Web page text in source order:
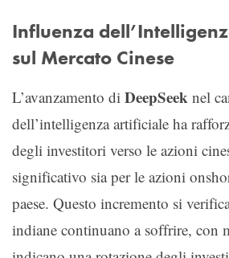
Influenza
sul Mercato Cinese
L’avanzamento di DeepSeek nel
dell’intelligenza artificiale ha
degli investitori verso le azioni
significativo sia per le azioni
paese. Questo incremento si
indiane continuano a soffrire, con